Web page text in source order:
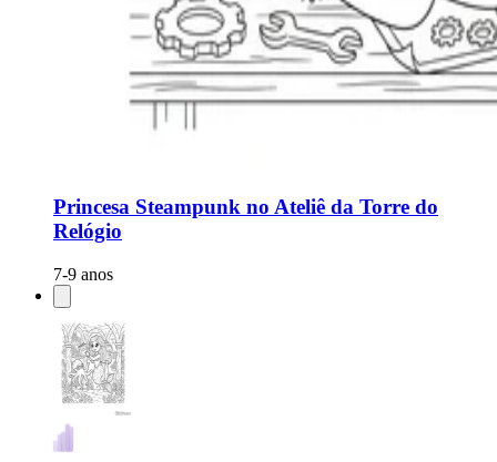
Princesa Steampunk no Ateliê da Torre do
Relógio
7-9 anos